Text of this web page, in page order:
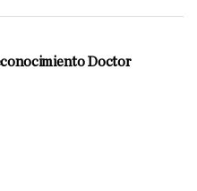
Doctor